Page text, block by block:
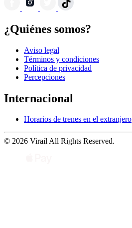
¿Quiénes somos?
Aviso legal
Términos y condiciones
Política de privacidad
Percepciones
Internacional
Horarios de trenes en el extranjero
© 2026 Virail All Rights Reserved.